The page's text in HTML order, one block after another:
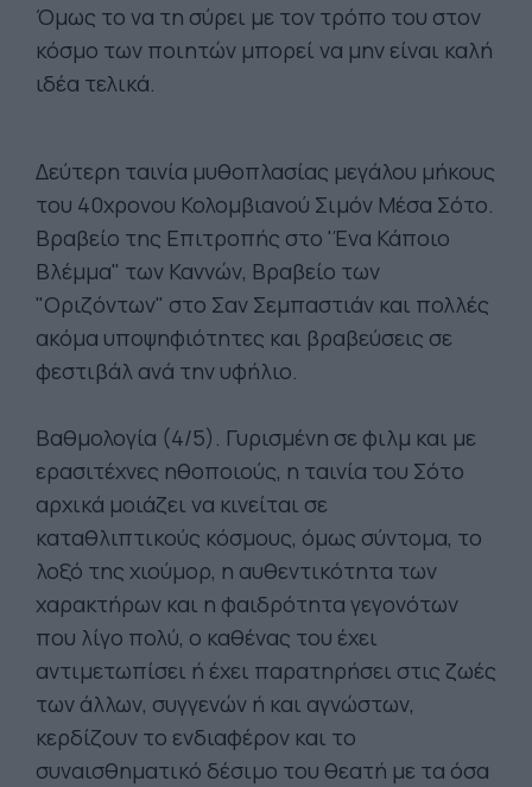
Όμως το να τη σύρει με τον τρόπο του στον
κόσμο των ποιητών μπορεί να μην είναι καλή
ιδέα τελικά.
Δεύτερη ταινία μυθοπλασίας μεγάλου μήκους
του 40χρονου Κολομβιανού Σιμόν Μέσα Σότο.
Βραβείο της Επιτροπής στο 'Ένα Κάποιο
Βλέμμα" των Καννών, Βραβείο των
"Οριζόντων" στο Σαν Σεμπαστιάν και πολλές
ακόμα υποψηφιότητες και βραβεύσεις σε
φεστιβάλ ανά την υφήλιο.
Βαθμολογία (4/5). Γυρισμένη σε φιλμ και με
ερασιτέχνες ηθοποιούς, η ταινία του Σότο
αρχικά μοιάζει να κινείται σε
καταθλιπτικούς κόσμους, όμως σύντομα, το
λοξό της χιούμορ, η αυθεντικότητα των
χαρακτήρων και η φαιδρότητα γεγονότων
που λίγο πολύ, ο καθένας του έχει
αντιμετωπίσει ή έχει παρατηρήσει στις ζωές
των άλλων, συγγενών ή και αγνώστων,
κερδίζουν το ενδιαφέρον και το
συναισθηματικό δέσιμο του θεατή με τα όσα